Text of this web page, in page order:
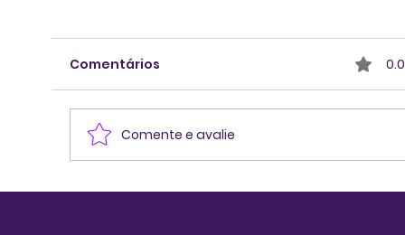
Comentários
Comente e avalie